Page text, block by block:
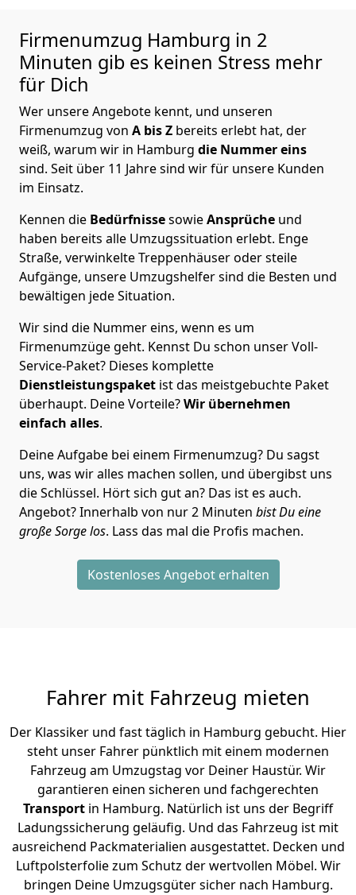
Firmenumzug Hamburg in 2
Minuten gib es keinen Stress mehr
für Dich
Wer unsere Angebote kennt, und unseren
Firmenumzug von A bis Z bereits erlebt hat, der
weiß, warum wir in Hamburg die Nummer eins
sind. Seit über 11 Jahre sind wir für unsere Kunden
im Einsatz.
Kennen die BedürfnissesowieAnsprüche und
haben bereits alle Umzugssituation erlebt. Enge
Straße, verwinkelte Treppenhäuser oder steile
Aufgänge, unsere Umzugshelfer sind die Besten und
bewältigen jede Situation.
Wir sind die Nummer eins, wenn es um
Firmenumzüge geht. Kennst Du schon unser Voll-
Service-Paket? Dieses komplette
Dienstleistungspaket ist das meistgebuchte Paket
überhaupt. Deine Vorteile?Wir übernehmen
einfach alles.
Deine Aufgabe bei einem Firmenumzug? Du sagst
uns, was wir alles machen sollen, und übergibst uns
die Schlüssel. Hört sich gut an? Das ist es auch.
Angebot? Innerhalb von nur 2 Minuten bist Du eine
große Sorge los. Lass das mal die Profis machen.
Kostenloses Angebot erhalten
Fahrer mit Fahrzeug mieten
Der Klassiker und fast täglich in Hamburg gebucht. Hier
steht unser Fahrer pünktlich mit einem modernen
Fahrzeug am Umzugstag vor Deiner Haustür. Wir
garantieren einen sicheren und fachgerechten
Transport in Hamburg. Natürlich ist uns der Begriff
Ladungssicherung geläufig. Und das Fahrzeug ist mit
ausreichend Packmaterialien ausgestattet. Decken und
Luftpolsterfolie zum Schutz der wertvollen Möbel. Wir
bringen Deine Umzugsgüter sicher nach Hamburg.